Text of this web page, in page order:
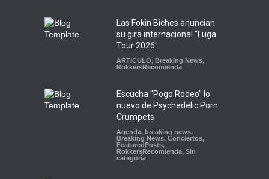
Las Fokin Biches anuncian
su gira internacional "Fuga
Tour 2026"
ARTICULO, Breaking News,
RokkersRecomienda
Escucha "Pogo Rodeo" lo
nuevo de Psychedelic Porn
Crumpets
Agenda, breaking news,
Breaking News, Conciertos,
FeaturedPosts,
RokkersRecomienda, Sin
categoría